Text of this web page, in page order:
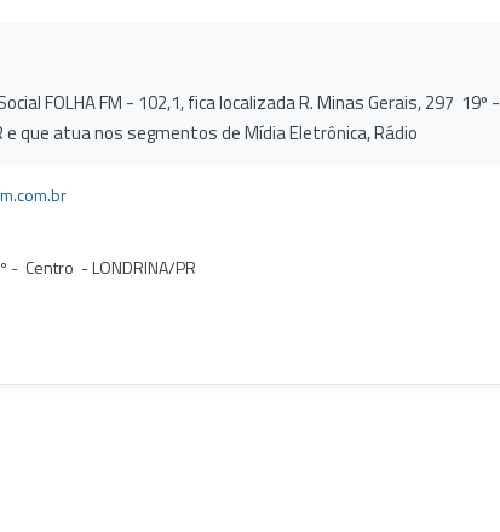
FOLHA FM - 102,1, fica localizada R. Minas Gerais, 297 19º -
e que atua nos segmentos de Mídia Eletrônica, Rádio
- Centro - LONDRINA/PR